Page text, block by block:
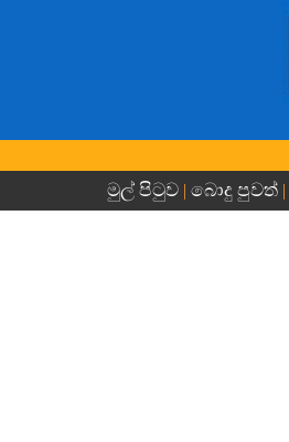
මුල් පිටුව | බොදු පුවත්|